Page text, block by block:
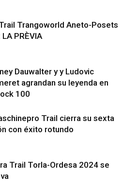
Trangoworld Aneto-Posets
PRÈVIA
Dauwalter y y Ludovic
agrandan su leyenda en
100
Trail cierra su sexta
con éxito rotundo
Trail Torla-Ordesa 2024 se